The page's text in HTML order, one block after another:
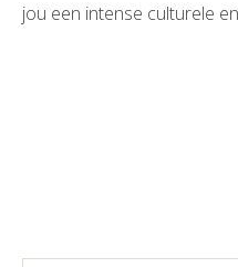
jou een intense culturele